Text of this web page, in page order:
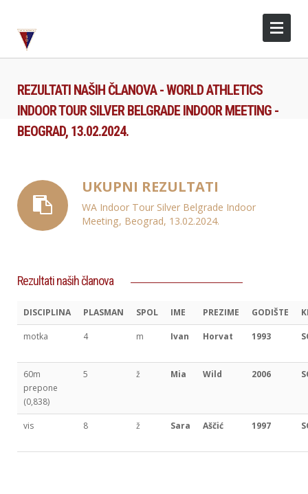
REZULTATI NAŠIH ČLANOVA - WORLD ATHLETICS
INDOOR TOUR SILVER BELGRADE INDOOR MEETING -
BEOGRAD, 13.02.2024.
UKUPNI REZULTATI
WA Indoor Tour Silver Belgrade Indoor
Meeting, Beograd, 13.02.2024.
Rezultati naših članova
DISCIPLINA PLASMAN SPOL IME PREZIME GODIŠTE
motka 4 m Ivan Horvat 1993
60m
prepone
(0,838)
5 ž Mia Wild 2006
vis 8 ž Sara Aščić 1997